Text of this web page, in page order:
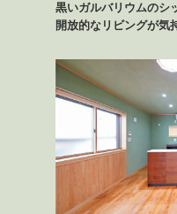
黒いガルバリウムのシ
開放的なリビングが気